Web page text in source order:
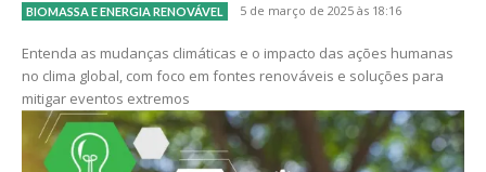
BIOMASSA E ENERGIA RENOVÁVEL 5 de março de 2025 às 18:16
Entenda as mudanças climáticas e o impacto das ações humanas
no clima global, com foco em fontes renováveis e soluções para
mitigar eventos extremos